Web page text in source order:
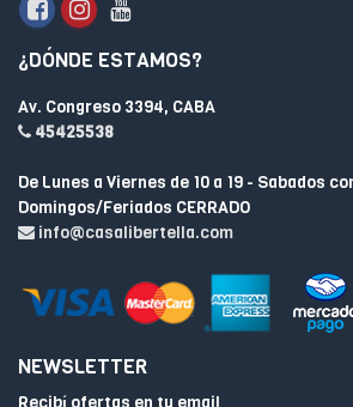
¿DÓNDE ESTAMOS?
Av. Congreso 3394, CABA
45425538
De Lunes a Viernes de 10 a 19 - Sabados
Domingos/Feriados CERRADO
info@casalibertella.com
NEWSLETTER